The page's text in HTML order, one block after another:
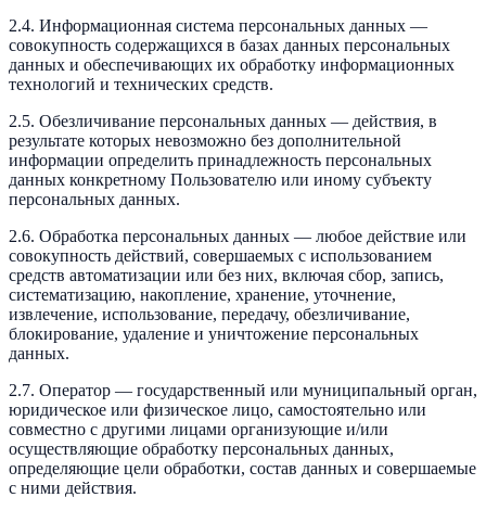
2.4. Информационная система персональных данных —
совокупность содержащихся в базах данных персональных
данных и обеспечивающих их обработку информационных
технологий и технических средств.
2.5. Обезличивание персональных данных — действия, в
результате которых невозможно без дополнительной
информации определить принадлежность персональных
данных конкретному Пользователю или иному субъекту
персональных данных.
2.6. Обработка персональных данных — любое действие или
совокупность действий, совершаемых с использованием
средств автоматизации или без них, включая сбор, запись,
систематизацию, накопление, хранение, уточнение,
извлечение, использование, передачу, обезличивание,
блокирование, удаление и уничтожение персональных
данных.
2.7. Оператор — государственный или муниципальный орган,
юридическое или физическое лицо, самостоятельно или
совместно с другими лицами организующие и/или
осуществляющие обработку персональных данных,
определяющие цели обработки, состав данных и совершаемые
с ними действия.